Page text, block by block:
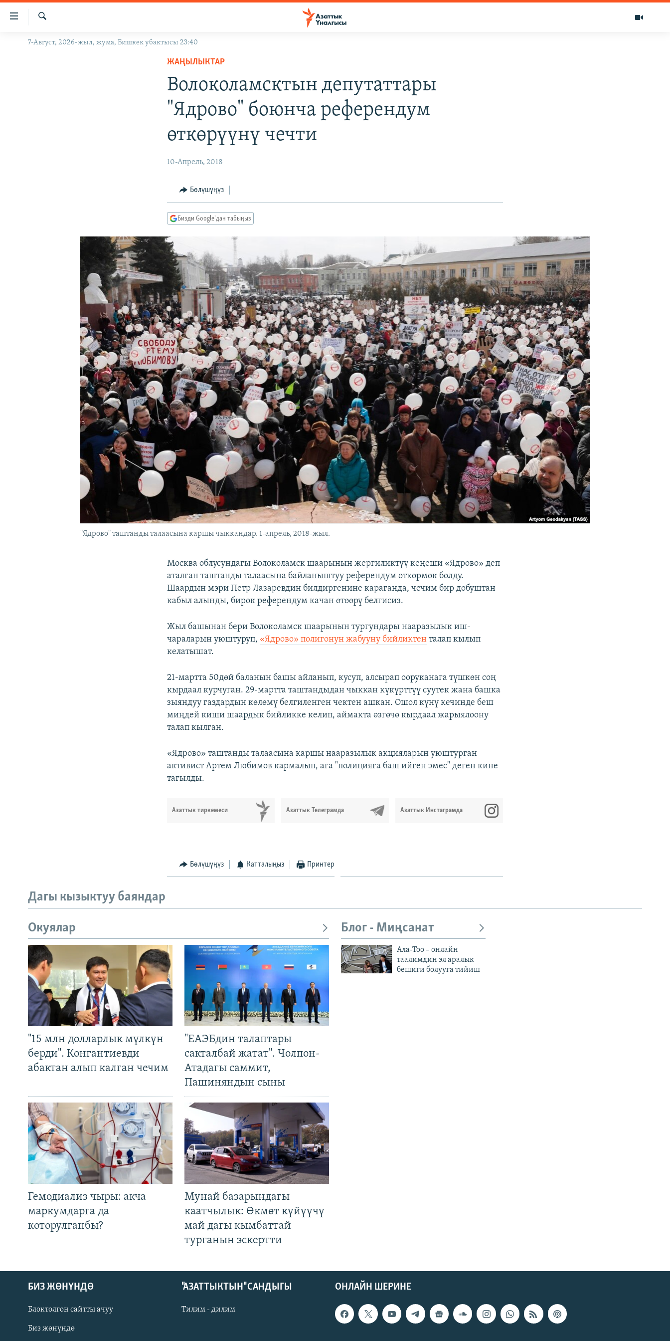
Линктер
Мазмунга
Навигацияга
ЖАҢЫЛЫКТАР
ЫҢГАЙСЫЗ СУРООЛОР
Издөө
7-Август, 2026-жыл, жума, Бишкек убактысы 23:40
ЖАҢЫЛЫКТАР
Волоколамсктын депутаттары
"Ядрово" боюнча референдум
өткөрүүнү чечти
10-Апрель, 2018
Бөлүшүңүз
Бизди Google'дан табыңыз
"Ядрово" таштанды талаасына каршы чыккандар. 1-апрель, 2018-жыл.
Москва облусундагы Волоколамск шаарынын жергиликтүү кеңеши «Ядрово» деп
аталган таштанды талаасына байланыштуу референдум өткөрмөк болду.
Шаардын мэри Петр Лазаревдин билдиргенине караганда, чечим бир добуштан
кабыл алынды, бирок референдум качан өтөөрү белгисиз.
Жыл башынан бери Волоколамск шаарынын тургундары нааразылык иш-
чараларын уюштуруп, «Ядрово» полигонун жабууну бийликтен талап кылып
келатышат.
21-мартта 50дөй баланын башы айланып, кусуп, алсырап ооруканага түшкөн соң
кырдаал курчуган. 29-мартта таштандыдан чыккан күкүрттүү суутек жана башка
зыяндуу газдардын көлөмү белгиленген чектен ашкан. Ошол күнү кечинде беш
миңдей киши шаардык бийликке келип, аймакта өзгөчө кырдаал жарыялоону
талап кылган.
«Ядрово» таштанды талаасына каршы нааразылык акцияларын уюштурган
активист Артем Любимов кармалып, ага "полицияга баш ийген эмес" деген кине
тагылды.
Азаттык тиркемеси Азаттык Телеграмда Азаттык Инстаграмда
Бөлүшүңүз Катталыңыз Принтер
Дагы кызыктуу баяндар
Окуялар
"15 млн долларлык мүлкүн
берди". Конгантиевди
абактан алып калган чечим
"ЕАЭБдин талаптары
сакталбай жатат". Чолпон-
Атадагы саммит,
Пашиняндын сыны
Гемодиализ чыры: акча
маркумдарга да
которулганбы?
Мунай базарындагы
каатчылык: Өкмөт күйүүчү
май дагы кымбаттай
турганын эскертти
Блог - Миңсанат
Ала-Тоо – онлайн
таалимдин эл аралык
бешиги болууга тийиш
ОНЛАЙН ШЕРИНЕ
БИЗ ЖӨНҮНДӨ
Блоктолгон сайтты ачуу
Биз жөнүндө
"АЗАТТЫКТЫН" САНДЫГЫ
Тилим - дилим